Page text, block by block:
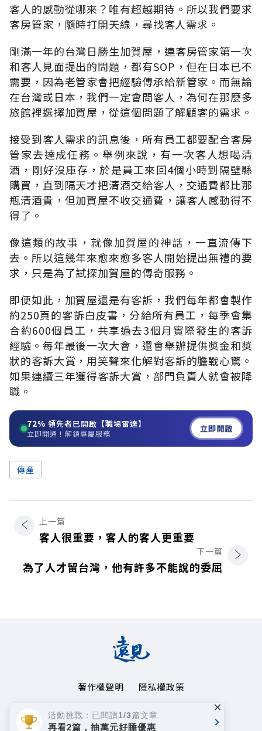
客人的感動從哪來？唯有超越期待。所以我們要求
客房管家，隨時打開天線，尋找客人需求。
剛滿一年的台灣日勝生加賀屋，連客房管家第一次
和客人見面提出的問題，都有SOP，但在日本已不
需要，因為老管家會把經驗傳承給新管家。而無論
在台灣或日本，我們一定會問客人，為何在那麼多
旅館裡選擇加賀屋，從這個問題了解顧客的需求。
接受到客人需求的訊息後，所有員工都要配合客房
管家去達成任務。舉例來說，有一次客人想喝清
酒，剛好沒庫存，於是員工來回4個小時到隔壁縣
購買，直到隔天才把清酒交給客人，交通費都比那
瓶清酒貴，但加賀屋不收交通費，讓客人感動得不
得了。
像這類的故事，就像加賀屋的神話，一直流傳下
去。所以這幾年來愈來愈多客人開始提出無禮的要
求，只是為了試探加賀屋的傳奇服務。
即便如此，加賀屋還是有客訴，我們每年都會製作
約250頁的客訴白皮書，分給所有員工，每季會集
合約600個員工，共享過去3個月實際發生的客訴
經驗。每年最後一次大會，還會舉辦提供獎金和獎
狀的客訴大賞，用笑聲來化解對客訴的膽戰心驚。
如果連續三年獲得客訴大賞，部門負責人就會被降
職。
72% 領先者已開啟【職場雷達】
立即開通！解鎖專屬服務 立即開啟
傳產
上一篇
客人很重要，客人的客人更重要
下一篇
為了人才留台灣，他有許多不能說的委屈
著作權聲明
隱私權政策
Copyright© 1999~2026
遠見天下文化事業群. All rights reserved.
活動挑戰：已閱讀1/3篇文章
再看2篇，抽萬元好睡優惠
×